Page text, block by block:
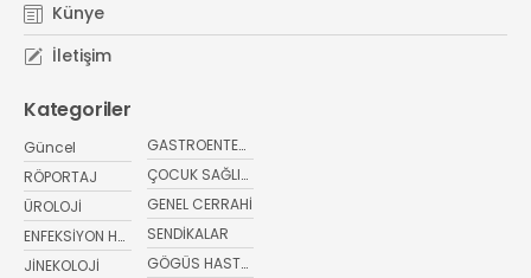
Künye
İletişim
Kategoriler
Güncel
RÖPORTAJ
ÜROLOJİ
ENFEKSİYON HASTALIKLARI
JİNEKOLOJİ
GASTROENTEROLOJİ
ÇOCUK SAĞLIĞI VE HASTALIKLARI
GENEL CERRAHİ
SENDİKALAR
GÖGÜS HASTALIKLARI